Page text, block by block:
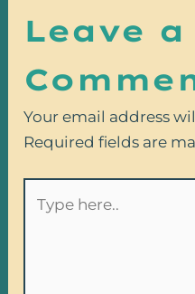
Leave a
Your email address
Required fields are
here..